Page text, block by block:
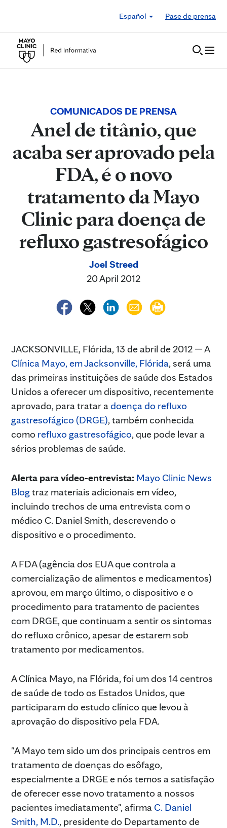
Español
Pase de prensa
COMUNICADOS DE PRENSA
Anel de titânio, que
acaba ser aprovado pela
FDA, é o novo
tratamento da Mayo
Clinic para doença de
refluxo gastresofágico
Joel Streed
20 April 2012
JACKSONVILLE, Flórida, 13 de abril de 2012 — A
Clínica Mayo, em Jacksonville, Flórida, será uma
das primeiras instituições de saúde dos Estados
Unidos a oferecer um dispositivo, recentemente
aprovado, para tratar a doença do refluxo
gastresofágico (DRGE), também conhecida
como refluxo gastresofágico, que pode levar a
sérios problemas de saúde.
Alerta para vídeo-entrevista: Mayo Clinic News
Blogtraz materiais adicionais em vídeo,
incluindo trechos de uma entrevista com o
médico C. Daniel Smith, descrevendo o
dispositivo e o procedimento.
A FDA (agência dos EUA que controla a
comercialização de alimentos e medicamentos)
aprovou, em março último, o dispositivo e o
procedimento para tratamento de pacientes
com DRGE, que continuam a sentir os sintomas
do refluxo crônico, apesar de estarem sob
tratamento por medicamentos.
A Clínica Mayo, na Flórida, foi um dos 14 centros
de saúde de todo os Estados Unidos, que
participaram do estudo clínico que levou à
aprovação do dispositivo pela FDA.
"A Mayo tem sido um dos principais centros em
tratamento de doenças do esôfago,
especialmente a DRGE e nós temos a satisfação
de oferecer esse novo tratamento a nossos
pacientes imediatamente", afirma C. Daniel
Smith, M.D., presidente do Departamento de